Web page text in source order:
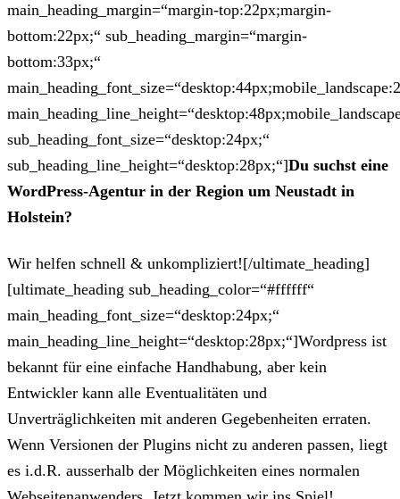
main_heading_margin=“margin-top:22px;margin-
bottom:22px;“ sub_heading_margin=“margin-
bottom:33px;“
sub_heading_font_size=“desktop:24px;“
sub_heading_line_height=“desktop:28px;“]Du suchst eine
WordPress-Agentur in der Region um Neustadt in
Holstein?
Wir helfen schnell & unkompliziert![/ultimate_heading]
[ultimate_heading sub_heading_color=“#ffffff“
main_heading_font_size=“desktop:24px;“
main_heading_line_height=“desktop:28px;“]Wordpress ist
bekannt für eine einfache Handhabung, aber kein
Entwickler kann alle Eventualitäten und
Unverträglichkeiten mit anderen Gegebenheiten erraten.
Wenn Versionen der Plugins nicht zu anderen passen, liegt
es i.d.R. ausserhalb der Möglichkeiten eines normalen